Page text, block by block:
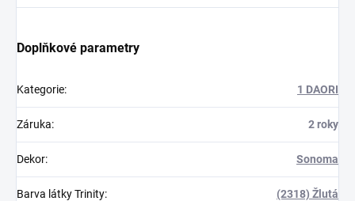
Doplňkové parametry
Kategorie: 1 DAORI
Záruka: 2 roky
Dekor: Sonoma
Barva látky Trinity: (2318) Žlutá